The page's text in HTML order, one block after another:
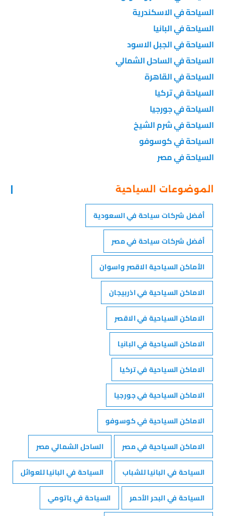
السياحة في الاسكندرية
السياحة في البانيا
السياحة في الجبل الاسود
السياحة في الساحل الشمالي
السياحة في القاهرة
السياحة في تركيا
السياحة في جورجيا
السياحة في شرم الشيخ
السياحة في كوسوفو
السياحة في مصر
الموضوعات السياحية
أفضل شركات سياحة في السعودية
أفضل شركات سياحة في مصر
الأماكن السياحية الاقصر واسوان
الاماكن السياحية في اذربيجان
الاماكن السياحية في الاقصر
الاماكن السياحية في البانيا
الاماكن السياحية في تركيا
الاماكن السياحية في جورجيا
الاماكن السياحية في كوسوفو
الاماكن السياحية في مصر
الساحل الشمالي مصر
السياحة في البانيا للشباب
السياحة في البانيا للعوائل
السياحة في البحر الأحمر
السياحة في باتومي